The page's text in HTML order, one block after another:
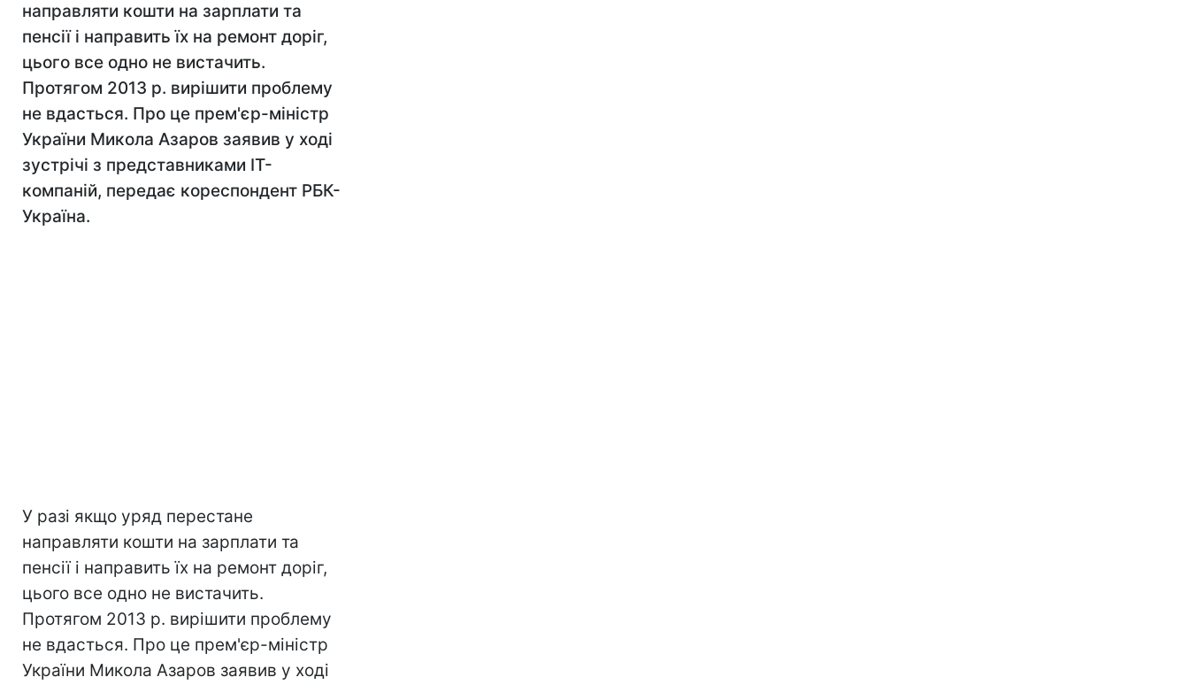
направляти кошти на зарплати та
пенсії і направить їх на ремонт доріг,
цього все одно не вистачить.
Протягом 2013 р. вирішити проблему
не вдасться. Про це прем'єр-міністр
України Микола Азаров заявив у ході
зустрічі з представниками IT-
компаній, передає кореспондент РБК-
Україна.
У разі якщо уряд перестане
направляти кошти на зарплати та
пенсії і направить їх на ремонт доріг,
цього все одно не вистачить.
Протягом 2013 р. вирішити проблему
не вдасться. Про це прем'єр-міністр
України Микола Азаров заявив у ході